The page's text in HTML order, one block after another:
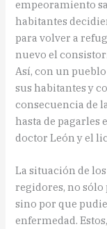
empeoramiento
habitantes
para volver a
nuevo el
Así, con un
sus habitantes y
consecuencia de
hasta de pagarles
doctor León y el
La situación de
regidores, no
sino por que
enfermedad.